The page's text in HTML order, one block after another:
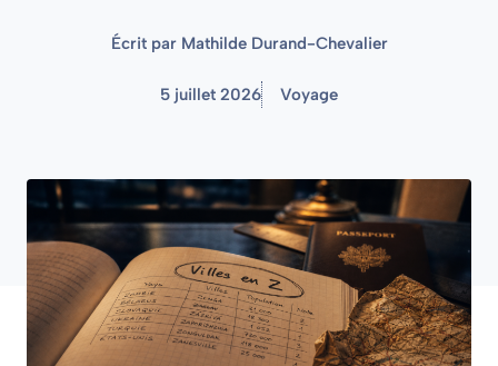
Écrit par Mathilde Durand-Chevalier
5 juillet 2026 Voyage